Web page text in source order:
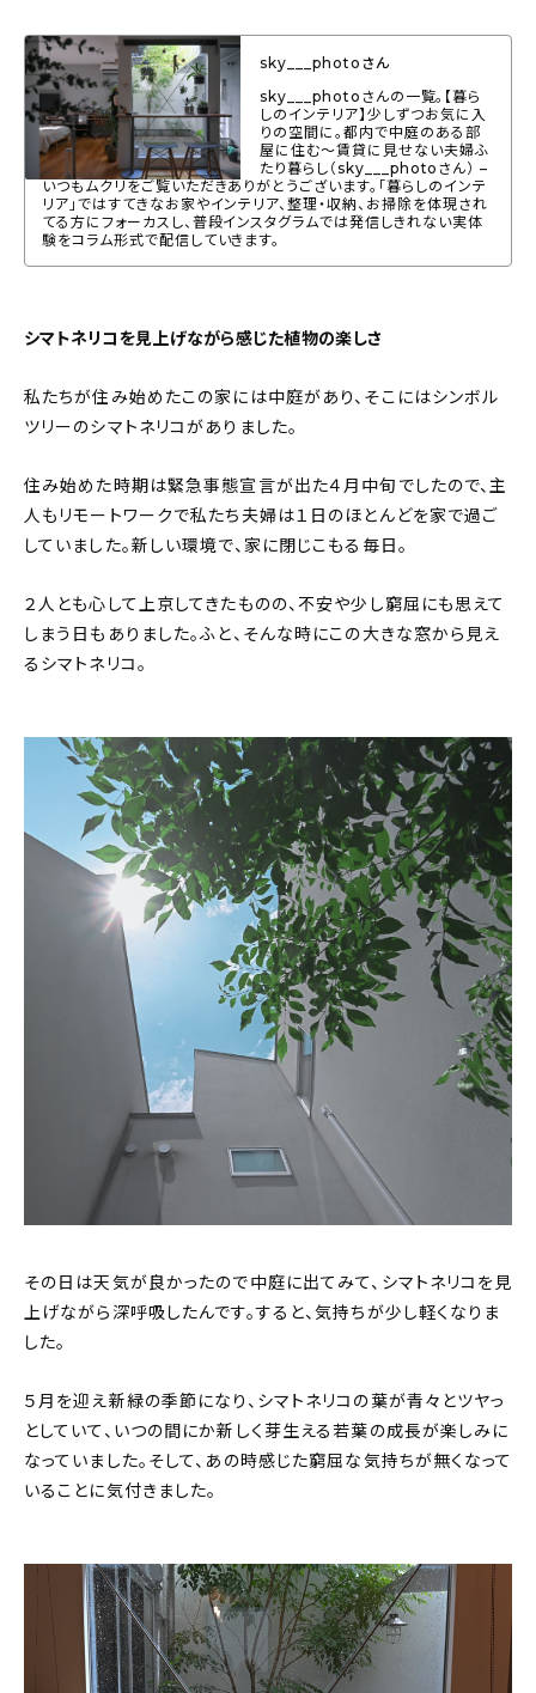
sky___photoさん
sky___photoさんの一覧。【暮ら
しのインテリア】少しずつお気に入
りの空間に。都内で中庭のある部
屋に住む〜賃貸に見せない夫婦ふ
たり暮らし（sky___photoさん） –
いつもムクリをご覧いただきありがとうございます。「暮らしのインテ
リア」ではすてきなお家やインテリア、整理・収納、お掃除を体現され
てる方にフォーカスし、普段インスタグラムでは発信しきれない実体
験をコラム形式で配信していきます。
シマトネリコを見上げながら感じた植物の楽しさ
私たちが住み始めたこの家には中庭があり、そこにはシンボル
ツリーのシマトネリコがありました。
住み始めた時期は緊急事態宣言が出た４月中旬でしたので、主
人もリモートワークで私たち夫婦は１日のほとんどを家で過ご
していました。新しい環境で、家に閉じこもる毎日。
２人とも心して上京してきたものの、不安や少し窮屈にも思えて
しまう日もありました。ふと、そんな時にこの大きな窓から見え
るシマトネリコ。
その日は天気が良かったので中庭に出てみて、シマトネリコを見
上げながら深呼吸したんです。すると、気持ちが少し軽くなりま
した。
５月を迎え新緑の季節になり、シマトネリコの葉が青々とツヤっ
としていて、いつの間にか新しく芽生える若葉の成長が楽しみに
なっていました。そして、あの時感じた窮屈な気持ちが無くなって
いることに気付きました。